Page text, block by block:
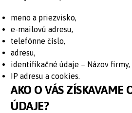
meno a priezvisko,
e-mailovú adresu,
telefónne číslo,
adresu,
identifikačné údaje – Názov firmy,
IP adresu a cookies.
AKO O VÁS ZÍSKAVAME
ÚDAJE?